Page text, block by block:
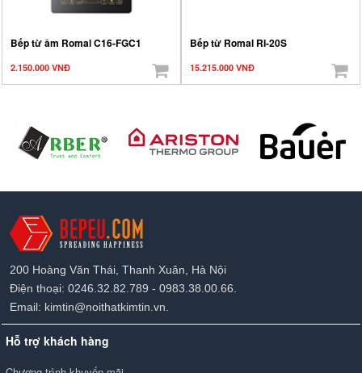
Bếp từ âm Romal C16-FGC1
2.150.000 VNĐ
Bếp từ Romal RI-20S
15.215.000 VNĐ
200 Hoàng Văn Thái, Thanh Xuân, Hà Nội
Điện thoại: 0246.32.82.789 - 0983.38.00.66.
Email: kimtin@noithatkimtin.vn.
Hỗ trợ khách hàng